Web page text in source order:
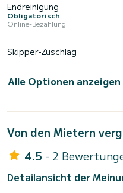
Endreinigung
Obligatorisch
Online-Bezahlung
Skipper-Zuschlag
Alle Optionen anzeigen
Von den Mietern
4.5 - 2
Detailansicht der